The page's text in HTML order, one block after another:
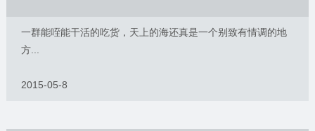
一群能咥能干活的吃货，天上的海还真是一个别致有情调的地
方...
2015-05-8